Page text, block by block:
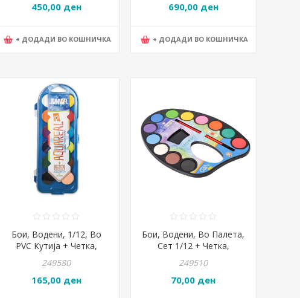
450,00 ден
+ ДОДАДИ ВО КОШНИЧКА
690,00 ден
+ ДОДАДИ ВО КОШНИЧКА
Бои, Водени, 1/12, Во
PVC Кутија + Четка,
Statovac, Junior, AquaReal,
130701
249580
165,00 ден
Бои, Водени, Во Палета,
Сет 1/12 + Четка,
Statovac, Creative, 107107
249510
70,00 ден